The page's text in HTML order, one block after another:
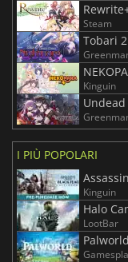
Steam
Tobari
Kinguin
I PIÙ POPOLARI
Kinguin
Halo
LootBar
Palworld